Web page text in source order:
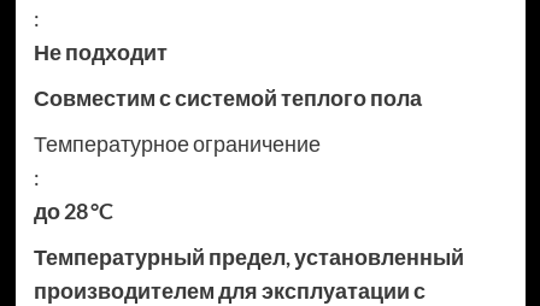
:
Не подходит
Совместим с системой теплого пола
Температурное ограничение
:
до 28 °C
Температурный предел, установленный
производителем для эксплуатации с